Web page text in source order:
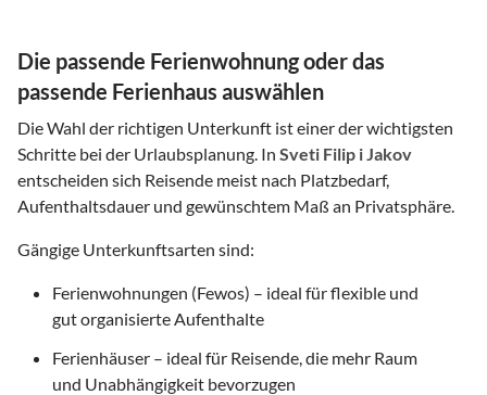
Die passende Ferienwohnung oder das
passende Ferienhaus auswählen
Die Wahl der richtigen Unterkunft ist einer der wichtigsten
Schritte bei der Urlaubsplanung. In Sveti Filip i Jakov
entscheiden sich Reisende meist nach Platzbedarf,
Aufenthaltsdauer und gewünschtem Maß an Privatsphäre.
Gängige Unterkunftsarten sind:
Ferienwohnungen (Fewos) – ideal für flexible und
gut organisierte Aufenthalte
Ferienhäuser – ideal für Reisende, die mehr Raum
und Unabhängigkeit bevorzugen